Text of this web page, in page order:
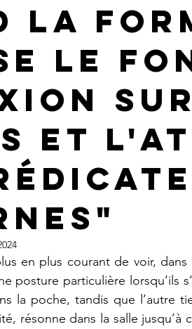
la
le
et
posture particulière lorsqu’ils
la poche, tandis que l’autre
résonne dans la salle jusqu’à